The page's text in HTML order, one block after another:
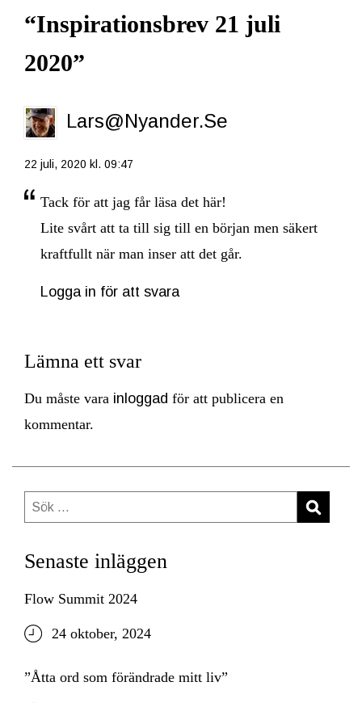
“Inspirationsbrev 21 juli
2020”
Lars@nyander.se
22 juli, 2020 kl. 09:47
Tack för att jag får läsa det här!
Lite svårt att ta till sig till en början men säkert
kraftfullt när man inser att det går.
Logga in för att svara
Lämna ett svar
Du måste vara inloggad för att publicera en
kommentar.
Sök
Senaste inläggen
Flow Summit 2024
24 oktober, 2024
”Åtta ord som förändrade mitt liv”